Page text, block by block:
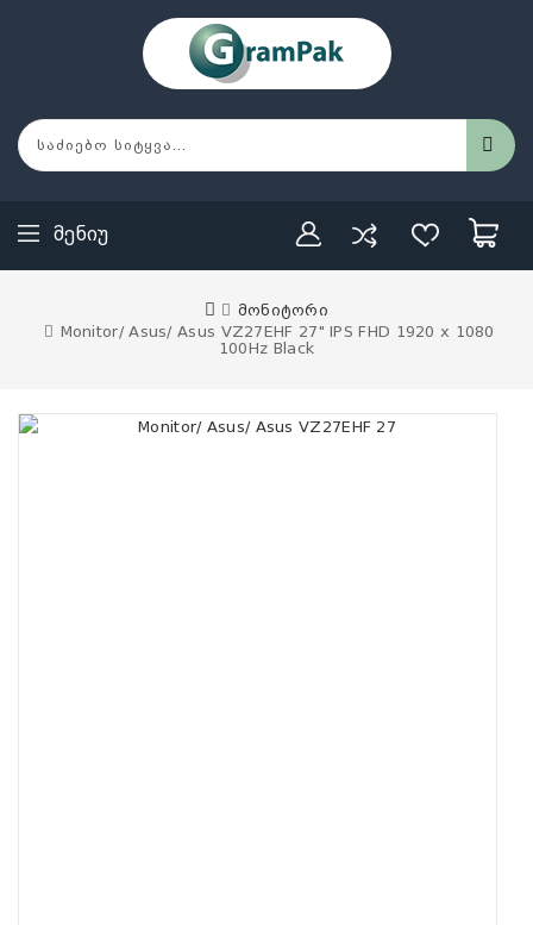
Მენიუ
მონიტორი
Monitor/ Asus/ Asus VZ27EHF 27" IPS FHD 1920 x 1080
100Hz Black